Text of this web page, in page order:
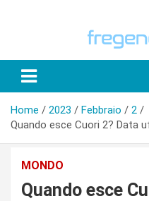
Home 2023 Febbraio
2
Quando esce Cuori 2? Data
MONDO
Quando esce